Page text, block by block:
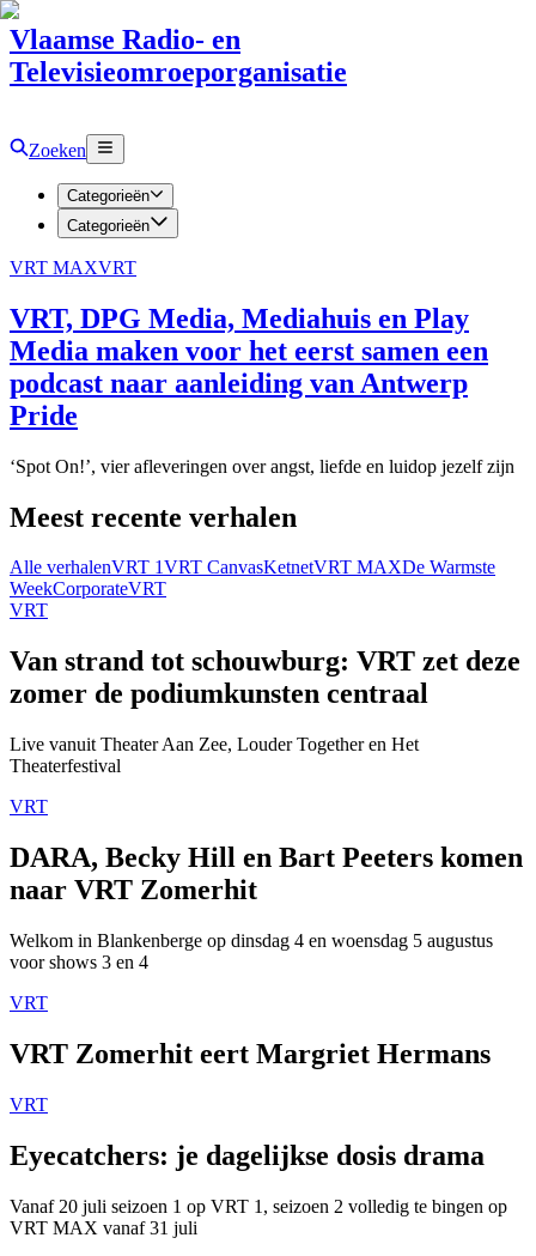
Vlaamse Radio- en
Televisieomroeporganisatie
Zoeken
Categorieën
Categorieën
VRT MAXVRT
VRT, DPG Media, Mediahuis en Play
Media maken voor het eerst samen een
podcast naar aanleiding van Antwerp
Pride
‘Spot On!’, vier afleveringen over angst, liefde en luidop jezelf zijn
Meest recente verhalen
Alle verhalenVRT 1VRT CanvasKetnetVRT MAXDe Warmste
WeekCorporateVRT
VRT
Van strand tot schouwburg: VRT zet deze
zomer de podiumkunsten centraal
Live vanuit Theater Aan Zee, Louder Together en Het
Theaterfestival
VRT
DARA, Becky Hill en Bart Peeters komen
naar VRT Zomerhit
Welkom in Blankenberge op dinsdag 4 en woensdag 5 augustus
voor shows 3 en 4
VRT
VRT Zomerhit eert Margriet Hermans
VRT
Eyecatchers: je dagelijkse dosis drama
Vanaf 20 juli seizoen 1 op VRT 1, seizoen 2 volledig te bingen op
VRT MAX vanaf 31 juli